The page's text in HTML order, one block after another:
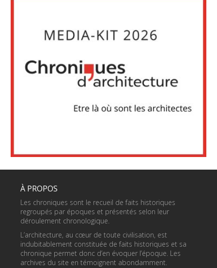
À PROPOS
Les chroniques sont le recueil de faits historiques
regroupés par époques et présentés selon leur
déroulement chronologique.
L’architecture, au cœur de toute civilisation, est
indubitablement constituée de faits historiques et sa
chronique permet donc d’en évoquer l’époque. Les
archives du site en témoignent abondamment.